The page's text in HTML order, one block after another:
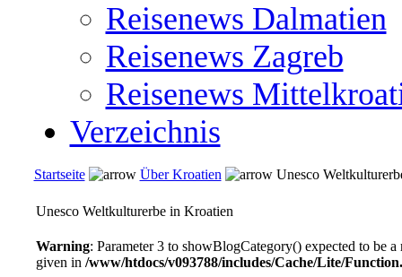
Reisenews Dalmatien
Reisenews Zagreb
Reisenews
Verzeichnis
Startseite Über Kroatien Unesco
Unesco Weltkulturerbe in Kroatien
Warning: Parameter 3 to showBlogCategory() expected to be a
given in /www/htdocs/v093788/includes/Cache/Lite/